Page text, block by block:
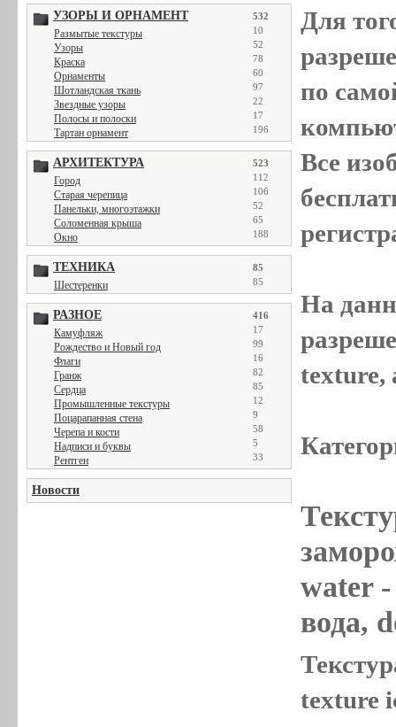
УЗОРЫ И ОРНАМЕНТ 532
Размытые текстуры 10
Узоры 52
Краска 78
Орнаменты 60
Шотландская ткань 97
Звездные узоры 22
Полосы и полоски 17
Тартан орнамент 196
АРХИТЕКТУРА 523
Город 112
Старая черепица 106
Панельки, многоэтажки 52
Соломенная крыша 65
Окно 188
ТЕХНИКА 85
Шестеренки 85
РАЗНОЕ 416
Камуфляж 17
Рождество и Новый год 99
Флаги 16
Гранж 82
Сердца 85
Промышленные текстуры 12
Поцарапанная стена 9
Черепа и кости 58
Надписи и буквы 5
Рентген 33
Новости
Для
по
Все
На
texture,
water-
вода,
texture